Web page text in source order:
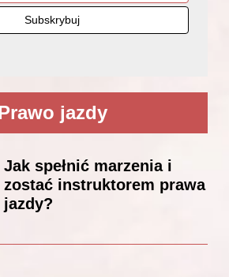
jazdy
Jak spełnić marzenia i
zostać instruktorem prawa
jazdy?